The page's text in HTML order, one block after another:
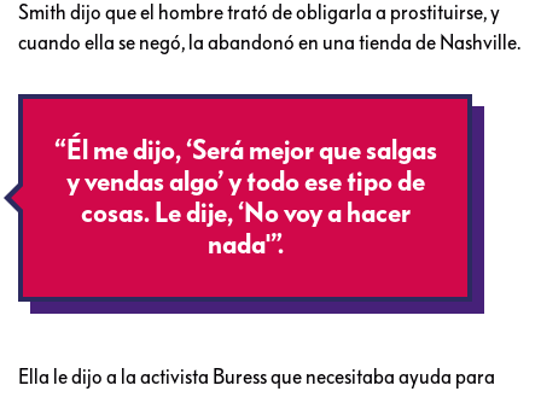
Smith dijo que el hombre trató de obligarla a prostituirse, y
cuando ella se negó, la abandonó en una tienda de Nashville.
“Él me dijo, ‘Será mejor que salgas
y vendas algo’ y todo ese tipo de
cosas. Le dije, ‘No voy a hacer
nada'”.
Ella le dijo a la activista Buress que necesitaba ayuda para